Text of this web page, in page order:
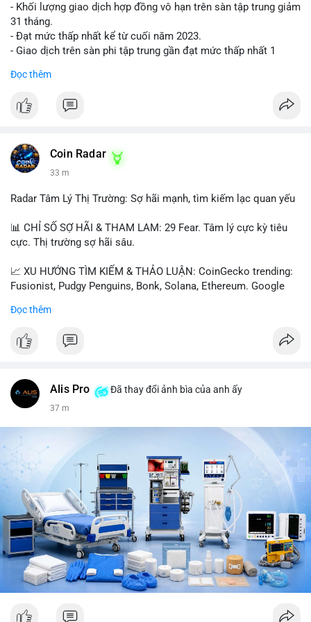
- Khối lượng giao dịch hợp đồng vô hạn trên sàn tập trung giảm
31 tháng.
- Đạt mức thấp nhất kể từ cuối năm 2023.
- Giao dịch trên sàn phi tập trung gần đạt mức thấp nhất 1
#vlikevn #titanbot
Đọc thêm
Coin Radar
33 m
Radar Tâm Lý Thị Trường: Sợ hãi mạnh, tìm kiếm lạc quan yếu
📊 CHỈ SỐ SỢ HÃI & THAM LAM: 29 Fear. Tâm lý cực kỳ tiêu
cực. Thị trường sợ hãi sâu.
📈 XU HƯỚNG TÌM KIẾM & THẢO LUẬN: CoinGecko trending:
Fusionist, Pudgy Penguins, Bonk, Solana, Ethereum. Google
tiêu, vũ khí hạt nhân, đội tuyển Brasil, cúp U20 Châu Á.
UFC 310, Premier League, Champions League, NCAA Football,
MrBeast, Google. Binance Square: nhiều post về lệnh long, lợi
nhuận, $HFT/$SKYAI, $RIVER, $WLD, $ALLO, Top trader 30
💬 DÒNG CHẢY TIN TỨC & TRUYỀN THÔNG: Telegram
CoinTelegraph: Saylor nói Bitcoin không cần rõ ràng, Mỹ cần
rõ ràng; CEX futures volume giảm xuống $4 tỷ trong tháng 7,
thấp nhất từ tháng 12/2023; Prophet Market ra mắt thị trường
dự đoán human vs AI; Trump nói crypto làเรื่อง lớn, người dùng
Bitcoin giảm áp lực cho đồng đô la; Thượng viện Mỹ đẩy lại bỏ
Clarity Act đến tháng 9. Telegram Binance: hỗ trợ trả os cổ tức
AAPL, IBM qua bStocks; MMT Trading Tournament lên tới 2
triệu voucher; Power Protocol Trading Competition; mở rộng
campagna airdrop USD1 đến 07/08/2026; hoàn thành tích hợp
MMT trên BNB Smart Chain. Tin tức gần đây: sau tang lễ
Đọc thêm
Alis Pro Đã thay đổi ảnh bìa của anh ấy
37 m